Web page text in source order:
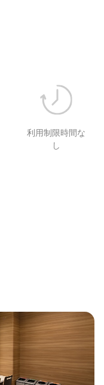
利用制限時間な
し